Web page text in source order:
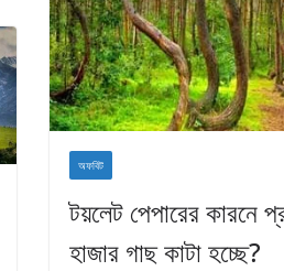
অফবিট
টয়লেট পেপারের কারনে
হাজার গাছ কাটা হচ্ছে?